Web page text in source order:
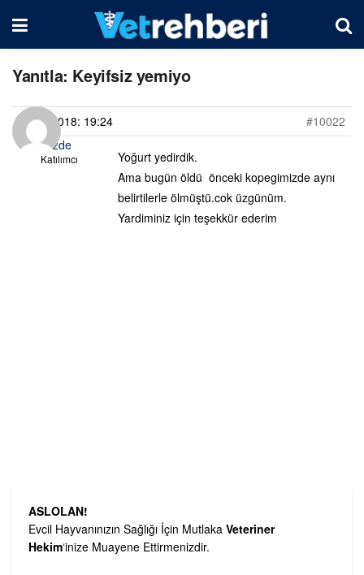
Yanıtla: Keyifsiz yemiyo
05/02/2018: 19:24
#10022
Gozde
Katılımcı
Yoğurt yedirdik.
Ama bugün öldü önceki kopegimizde aynı
belirtilerle ölmüştü.cok üzgünüm.
Yardiminiz için teşekkür ederim
ASLOLAN!
Evcil Hayvanınızın Sağlığı İçin Mutlaka Veteriner
Hekim‘inize Muayene Ettirmenizdir.